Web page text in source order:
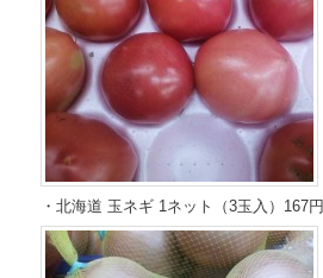
・北海道 玉ネギ 1ネット（3玉入）167円